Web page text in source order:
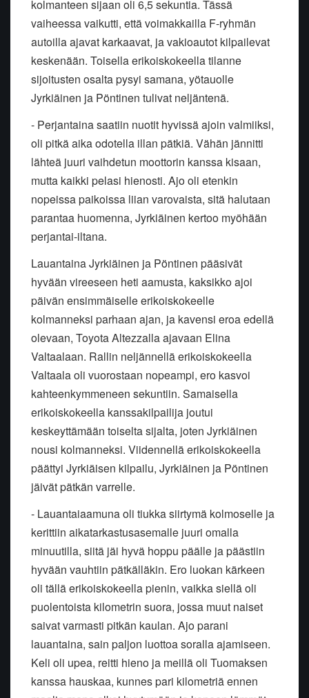
kolmanteen sijaan oli 6,5 sekuntia. Tässä
vaiheessa vaikutti, että voimakkailla F-ryhmän
autoilla ajavat karkaavat, ja vakioautot kilpailevat
keskenään. Toisella erikoiskokeella tilanne
sijoitusten osalta pysyi samana, yötauolle
Jyrkiäinen ja Pöntinen tulivat neljäntenä.
- Perjantaina saatiin nuotit hyvissä ajoin valmiiksi,
oli pitkä aika odotella illan pätkiä. Vähän jännitti
lähteä juuri vaihdetun moottorin kanssa kisaan,
mutta kaikki pelasi hienosti. Ajo oli etenkin
nopeissa paikoissa liian varovaista, sitä halutaan
parantaa huomenna, Jyrkiäinen kertoo myöhään
perjantai-iltana.
Lauantaina Jyrkiäinen ja Pöntinen pääsivät
hyvään vireeseen heti aamusta, kaksikko ajoi
päivän ensimmäiselle erikoiskokeelle
kolmanneksi parhaan ajan, ja kavensi eroa edellä
olevaan, Toyota Altezzalla ajavaan Elina
Valtaalaan. Rallin neljännellä erikoiskokeella
Valtaala oli vuorostaan nopeampi, ero kasvoi
kahteenkymmeneen sekuntiin. Samaisella
erikoiskokeella kanssakilpailija joutui
keskeyttämään toiselta sijalta, joten Jyrkiäinen
nousi kolmanneksi. Viidennellä erikoiskokeella
päättyi Jyrkiäisen kilpailu, Jyrkiäinen ja Pöntinen
jäivät pätkän varrelle.
- Lauantaiaamuna oli tiukka siirtymä kolmoselle ja
kerittiin aikatarkastusasemalle juuri omalla
minuutilla, siitä jäi hyvä hoppu päälle ja päästiin
hyvään vauhtiin pätkälläkin. Ero luokan kärkeen
oli tällä erikoiskokeella pienin, vaikka siellä oli
puolentoista kilometrin suora, jossa muut naiset
saivat varmasti pitkän kaulan. Ajo parani
lauantaina, sain paljon luottoa soralla ajamiseen.
Keli oli upea, reitti hieno ja meillä oli Tuomaksen
kanssa hauskaa, kunnes pari kilometriä ennen